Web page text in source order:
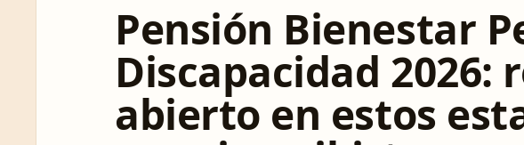
Pensión Bienestar
Discapacidad 2026:
abierto en estos